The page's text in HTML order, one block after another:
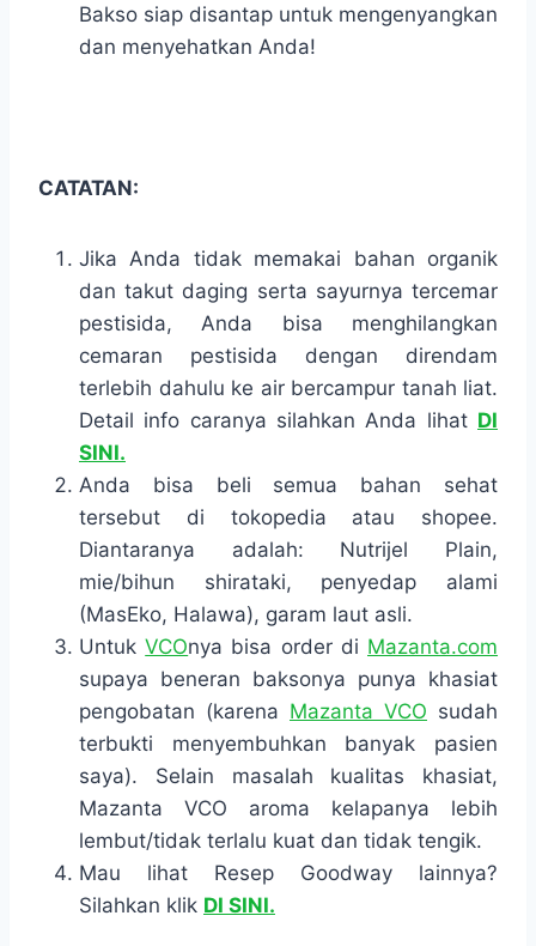
Bakso siap disantap untuk mengenyangkan
dan menyehatkan Anda!
CATATAN:
Jika Anda tidak memakai bahan organik
dan takut daging serta sayurnya tercemar
pestisida, Anda bisa menghilangkan
cemaran pestisida dengan direndam
terlebih dahulu ke air bercampur tanah liat.
Detail info caranya silahkan Anda lihat DI
SINI.
Anda bisa beli semua bahan sehat
tersebut di tokopedia atau shopee.
Diantaranya adalah: Nutrijel Plain,
mie/bihun shirataki, penyedap alami
(MasEko, Halawa), garam laut asli.
UntukVCOnya bisa order di Mazanta.com
supaya beneran baksonya punya khasiat
pengobatan (karena Mazanta VCO sudah
terbukti menyembuhkan banyak pasien
saya). Selain masalah kualitas khasiat,
Mazanta VCO aroma kelapanya lebih
lembut/tidak terlalu kuat dan tidak tengik.
Mau lihat Resep Goodway lainnya?
Silahkan klik DI SINI.